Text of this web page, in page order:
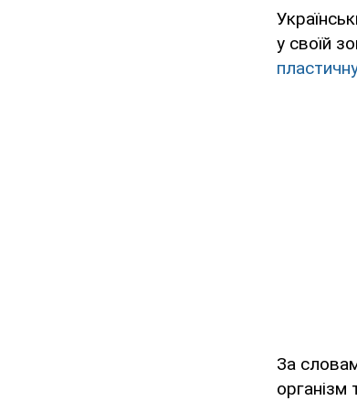
у своїй
За
організм